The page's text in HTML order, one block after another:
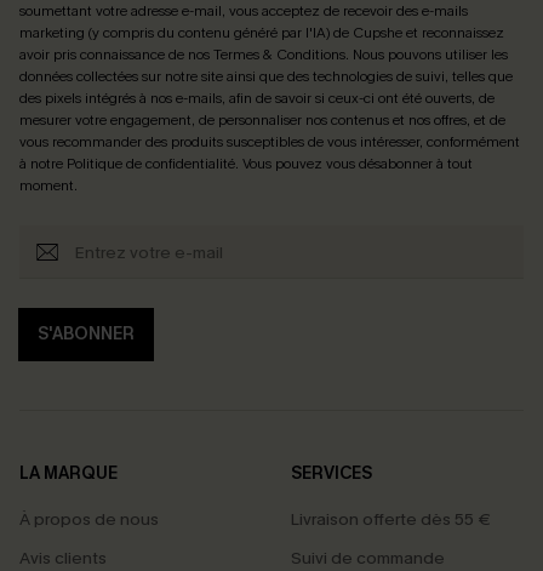
soumettant votre adresse e-mail, vous acceptez de recevoir des e-mails
marketing (y compris du contenu généré par l'IA) de Cupshe et reconnaissez
avoir pris connaissance de nosTermes & Conditions. Nous pouvons utiliser les
données collectées sur notre site ainsi que des technologies de suivi, telles que
des pixels intégrés à nos e-mails, afin de savoir si ceux-ci ont été ouverts, de
mesurer votre engagement, de personnaliser nos contenus et nos offres, et de
vous recommander des produits susceptibles de vous intéresser, conformément
à notre Politique de confidentialité. Vous pouvez vous désabonner à tout
moment.
S'ABONNER
LA MARQUE
À propos de nous
Avis clients
SERVICES
Livraison offerte dès 55 €
Suivi de commande